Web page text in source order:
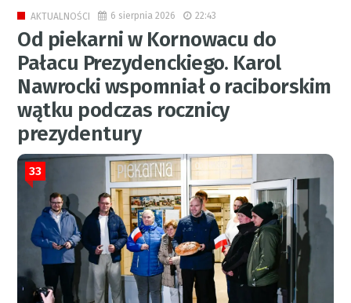
AKTUALNOŚCI 6 sierpnia 2026 22:43
Od piekarni w Kornowacu do
Pałacu Prezydenckiego. Karol
Nawrocki wspomniał o raciborskim
wątku podczas rocznicy
prezydentury
33